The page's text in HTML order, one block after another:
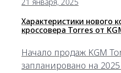
21 января, 2025
Характеристики нового
кроссовера Torres от
Начало продаж KGM
запланировано на